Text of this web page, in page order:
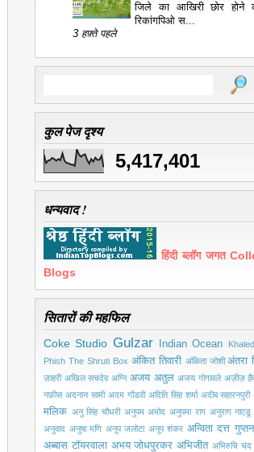
जिले का आखिरी छोर
रिकांगपिओ स...
3 हफ़्ते पहले
कुल पेज दृश्य
5,417,401
धन्यवाद !
हिंदी ब्लॉग जगत
Blogs
सितारों की महफिल
Coke Studio Gulzar Indian Ocean
Phish The Shruti Box अंकित तिवारी अंकिता जोशी अंतरा
ज़ाहरी अखिल सचदेव अग्नि अजय अतुल अजय गोगावले अज़ीज़
नफ़ीस अदनान सामी अदम गोंडवी अदिति सिंह शर्मा अदीब सहारनपुरी
मलिक अनु सिंह चौधरी अनुपम अमोद अनुपमा राग अनुराग नाएडू
अनुवाद अनुषा मणि अनूप जलोटा अनूप शंकर अन्विता दत्त गुप्तन
अब्बास टॉयरवाला अभय जोधपुरकर अभिजीत अभिरुचि चंद